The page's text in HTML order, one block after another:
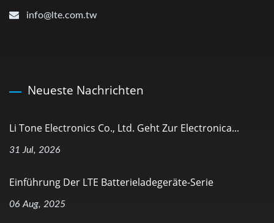
info@lte.com.tw
Neueste Nachrichten
Li Tone Electronics Co., Ltd. Geht Zur Electronica...
31 Jul, 2026
Einführung Der LTE Batterieladegeräte-Serie
06 Aug, 2025